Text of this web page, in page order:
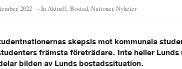
2022 - InAktuell,Bostad,Nationer,Nyheter
skepsis mot kommunala
främsta företrädare. Inte heller Lunds
bilden av Lunds bostadssituation.